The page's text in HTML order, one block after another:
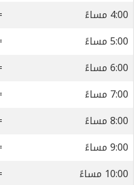
4:00 مساءً
=
5:00 مساءً
=
6:00 مساءً
=
7:00 مساءً
=
8:00 مساءً
=
9:00 مساءً
=
10:00 مساءً
=